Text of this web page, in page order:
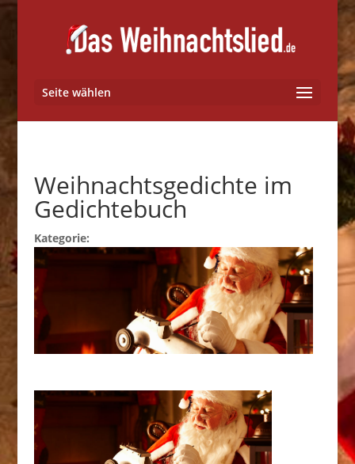
Seite wählen
Weihnachtsgedichte im
Gedichtebuch
Kategorie: